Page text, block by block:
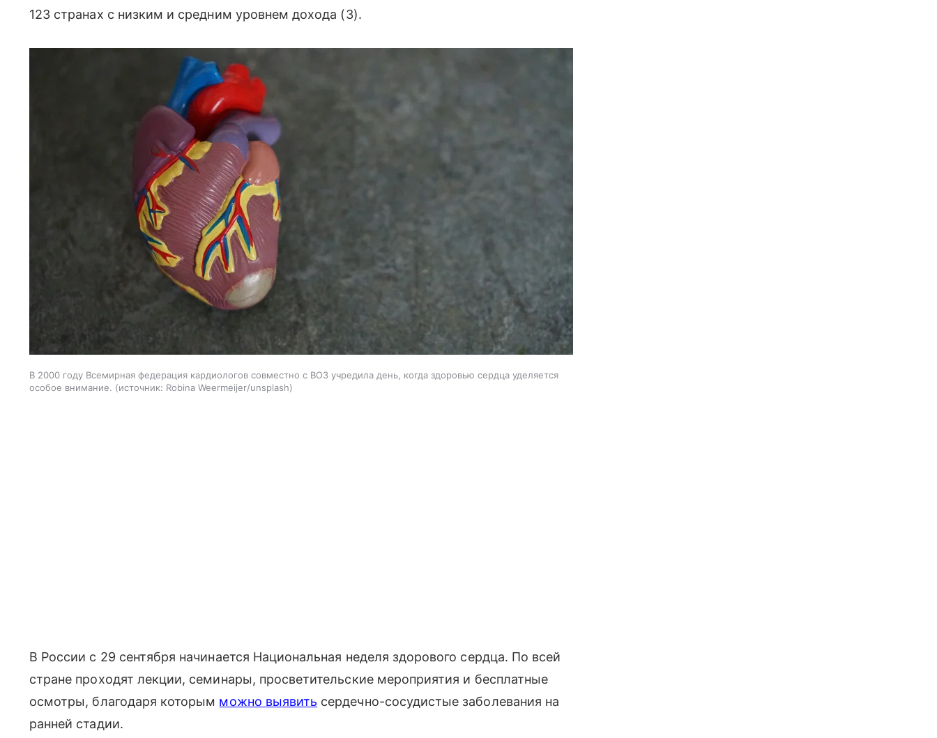
123 странах с низким и средним уровнем дохода (3).
В 2000 году Всемирная федерация кардиологов совместно с ВОЗ учредила день, когда здоровью сердца уделяется
особое внимание.
источник: Robina Weermeijer/unsplash
В России с 29 сентября начинается Национальная неделя здорового сердца. По всей
стране проходят лекции, семинары, просветительские мероприятия и бесплатные
осмотры, благодаря которым можно выявить сердечно-сосудистые заболевания на
ранней стадии.